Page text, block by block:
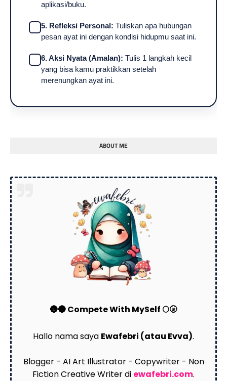
aplikasi/buku.
5. Refleksi Personal: Tuliskan apa hubungan
pesan ayat ini dengan kondisi hidupmu saat ini.
6. Aksi Nyata (Amalan): Tulis 1 langkah kecil
yang bisa kamu praktikkan setelah
merenungkan ayat ini.
ABOUT ME
🌚🌑 Compete With MySelf 🌕🌝
Hallo nama saya Ewafebri (atau Evva).
Blogger - AI Art Illustrator - Copywriter - Non
Fiction Creative Writer di ewafebri.com.